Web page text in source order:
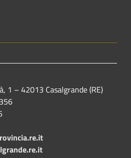
1 – 42013 Casalgrande (RE)